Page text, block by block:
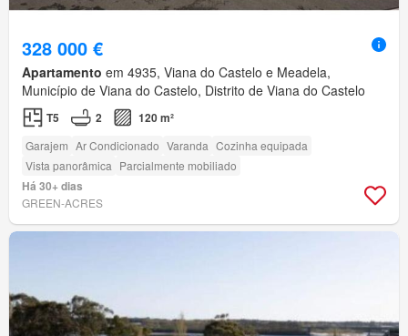
328 000 €
Apartamento em 4935, Viana do Castelo e Meadela,
Município de Viana do Castelo, Distrito de Viana do Castelo
T5 2 120 m²
Garajem Ar Condicionado Varanda Cozinha equipada
Vista panorâmica Parcialmente mobiliado
Há 30+ dias
GREEN-ACRES